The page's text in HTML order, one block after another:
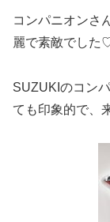
コンパニオンさ
麗で素敵でした
SUZUKIのコン
ても印象的で、